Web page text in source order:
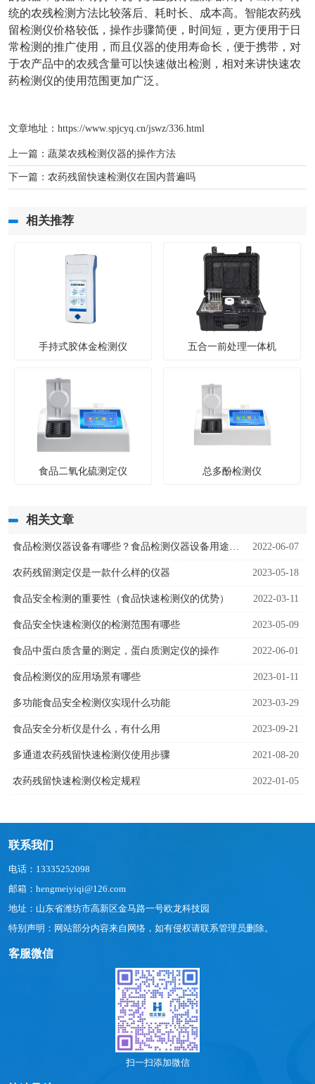
统的农残检测方法比较落后、耗时长、成本高。智能农药残
留检测仪价格较低，操作步骤简便，时间短，更方便用于日
常检测的推广使用，而且仪器的使用寿命长，便于携带，对
于农产品中的农残含量可以快速做出检测，相对来讲快速农
药检测仪的使用范围更加广泛。
文章地址： https://www.spjcyq.cn/jswz/336.html
上一篇： 蔬菜农残检测仪器的操作方法
下一篇： 农药残留快速检测仪在国内普遍吗
相关推荐
手持式胶体金检测仪 五合一前处理一体机
食品二氧化硫测定仪 总多酚检测仪
相关文章
食品检测仪器设备有哪些？食品检测仪器设备用途是什么 2022-06-07
农药残留测定仪是一款什么样的仪器 2023-05-18
食品安全检测的重要性（食品快速检测仪的优势） 2022-03-11
食品安全快速检测仪的检测范围有哪些 2023-05-09
食品中蛋白质含量的测定，蛋白质测定仪的操作 2022-06-01
食品检测仪的应用场景有哪些 2023-01-11
多功能食品安全检测仪实现什么功能 2023-03-29
食品安全分析仪是什么，有什么用 2023-09-21
多通道农药残留快速检测仪使用步骤 2021-08-20
农药残留快速检测仪检定规程 2022-01-05
联系我们
电话：13335252098
邮箱：hengmeiyiqi@126.com
地址：山东省潍坊市高新区金马路一号欧龙科技园
特别声明：网站部分内容来自网络，如有侵权请联系管理员删除。
客服微信
扫一扫添加微信